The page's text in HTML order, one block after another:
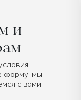
и
форму, мы
с вами